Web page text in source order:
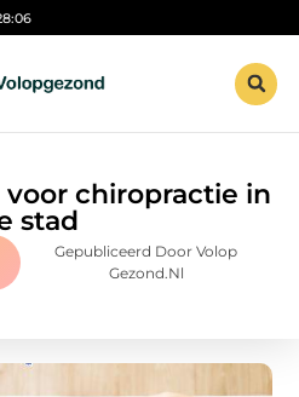
chiropractie in
stad
Gepubliceerd Door Volop
Gezond.nl